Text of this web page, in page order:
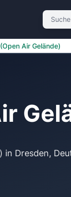
Suche
Air Gelände)
in Dresden,